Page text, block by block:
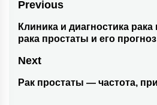
Навигация
по
записям
Previous
Previous
post:
Клиника и диагностика
рака простаты и его прогноз
Next
Next
Рак простаты — частота,